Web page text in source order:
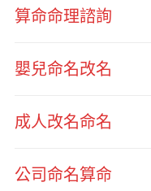
算命命理諮詢
嬰兒命名改名
成人改名命名
公司命名算命